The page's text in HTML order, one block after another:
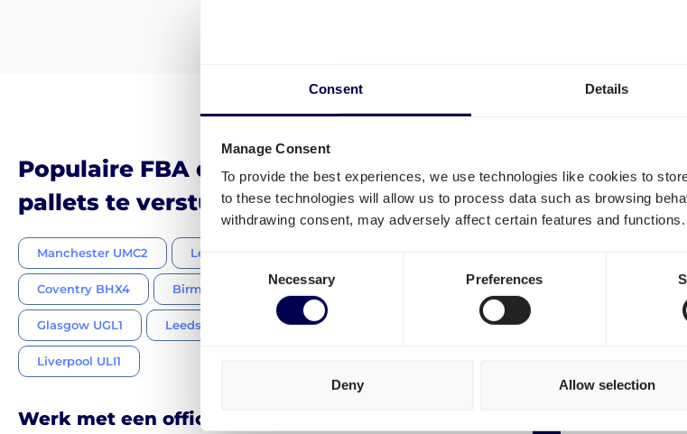
Consent Details
Manage Consent
To provide the best experiences, we use technologies like cookies to
to these technologies will allow us to process data such as browsing
withdrawing consent, may adversely affect certain features and functions.
Consent
Necessary Preferences
Deny Allow selection
Populaire FBA distributiecentrums om
pallets te versturen
Manchester UMC2 Leicester XBH3
Coventry BHX4 Birmingham XUKK Londen LCY1
Glasgow UGL1 Leeds ULS1 Derby EMA1
Liverpool ULI1
Werk met een officiële transportpartner van
Hoe order je
Om pallets naar
Maak een gratis
abonnementskosten
Bevestig je